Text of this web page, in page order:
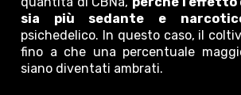
sia più sedante e
psichedelico. In questo caso, il
fino a che una percentuale
siano diventati ambrati.